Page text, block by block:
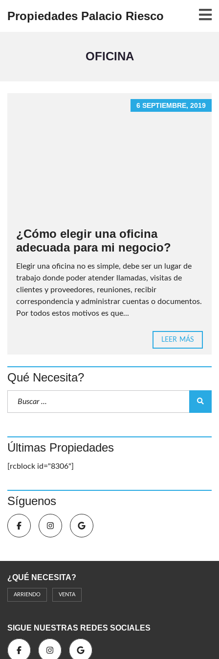
Propiedades Palacio Riesco
OFICINA
6 SEPTIEMBRE, 2019
¿Cómo elegir una oficina
adecuada para mi negocio?
Elegir una oficina no es simple, debe ser un lugar de
trabajo donde poder atender llamadas, visitas de
clientes y proveedores, reuniones, recibir
correspondencia y administrar cuentas o documentos.
Por todos estos motivos es que...
LEER MÁS
Qué Necesita?
Últimas Propiedades
[rcblock id="8306"]
Síguenos
¿QUÉ NECESITA?
ARRIENDO VENTA
SIGUE NUESTRAS REDES SOCIALES